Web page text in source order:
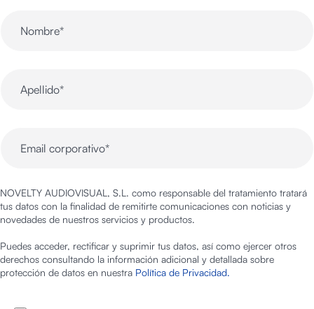
NOVELTY AUDIOVISUAL, S.L. como responsable del tratamiento tratará
tus datos con la finalidad de remitirte comunicaciones con noticias y
novedades de nuestros servicios y productos.
Puedes acceder, rectificar y suprimir tus datos, así como ejercer otros
derechos consultando la información adicional y detallada sobre
protección de datos en nuestra Política de Privacidad.